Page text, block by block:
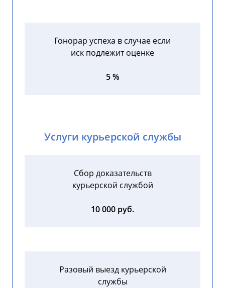
Гонорар успеха в случае если
иск подлежит оценке
5 %
Услуги курьерской службы
Сбор доказательств
курьерской службой
10 000 руб.
Разовый выезд курьерской
службы